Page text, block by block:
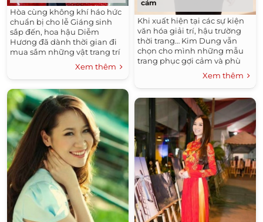
Hòa cùng không khí háo hức
chuẩn bị cho lễ Giáng sinh
sắp đến, hoa hậu Diễm
Hương đã dành thời gian đi
mua sắm những vật trang trí
dễ thương cho ngôi nhà của
mình. Cô diện chiếc váy đỏ rất
hợp...
Xem thêm
cảm
Khi xuất hiện tại các sự kiện
văn hóa giải trí, hậu trường
thời trang… Kim Dung vẫn
chọn cho mình những mẫu
trang phục gợi cảm và phù
hợp với từng điểm đến. Cô
nàng cũng thể hiện là một
tín...
Xem thêm